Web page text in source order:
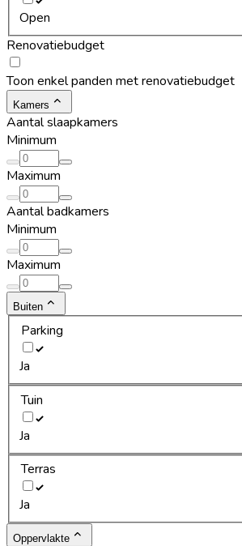
Open
Renovatiebudget
Toon enkel panden met renovatiebudget
Kamers
Aantal slaapkamers
Minimum
Maximum
Aantal badkamers
Minimum
Maximum
Buiten
Parking
Ja
Tuin
Ja
Terras
Ja
Oppervlakte